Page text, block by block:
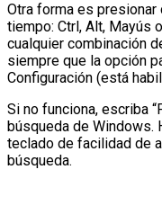
Otra forma es
tiempo: Ctrl, Alt, Mayús
cualquier combinación
siempre que la opción
Configuración (está
Si no funciona, escriba
búsqueda de Windows.
teclado de facilidad de
búsqueda.